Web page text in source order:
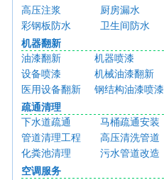
高压注浆
厨房漏水
彩钢板防水
卫生间防水
机器翻新
油漆翻新
机器喷漆
设备喷漆
机械油漆翻新
医用设备翻新
钢结构油漆喷漆
疏通清理
下水道疏通
马桶疏通安装
管道清理工程
高压清洗管道
化粪池清理
污水管道改造
空调服务